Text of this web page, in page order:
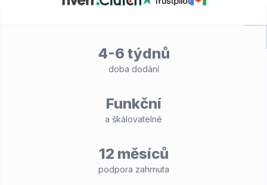
4-6 týdnů
doba dodání
Funkční
a škálovatelné
12 měsíců
podpora zahrnuta